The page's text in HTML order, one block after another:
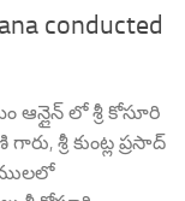
conducted
ఆన్లైన్ లో శ్రీ కోసూరి
శ్రీ కుంట్ల ప్రసాద్